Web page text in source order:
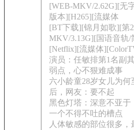
[WEB-MKV/2.62G][无
版本][H265][流媒体
[BT下载][锦月如歌][第
MKV/3.13G][国语音轨/
[Netflix][流媒体
演员：任敏排第1名副
弱点，心不狠难成事
六小龄童28岁女儿为
后，网友：要不起
黑色灯塔：深意不亚
一个不得不吐的槽点
人体敏感的部位很多